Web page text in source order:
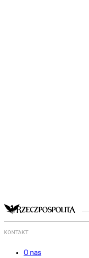
KONTAKT
O nas